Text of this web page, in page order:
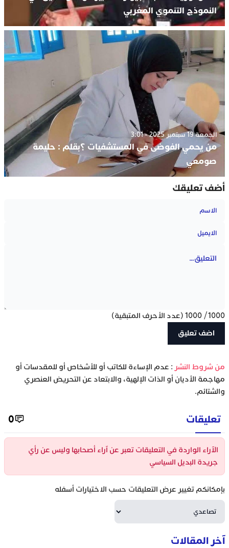
النموذج التنموي المغربي
الجمعة 19 سبتمبر 2025 - 3:01
من يحمي الفوضى في المستشفيات ؟بقلم : حليمة
صومعي
أضف تعليقك
1000
/
1000 (عدد الأحرف المتبقية)
‫من شروط النشر : عدم الإساءة للكاتب أو للأشخاص أو للمقدسات أو
مهاجمة الأديان أو الذات الإلهية، والابتعاد عن التحريض العنصري
والشتائم.
تعليقات 0
الآراء الواردة في التعليقات تعبر عن آراء أصحابها وليس عن رأي
جريدة البديل السياسي
بإمكانكم تغيير عرض التعليقات حسب الاختيارات أسفله
آخر المقالات